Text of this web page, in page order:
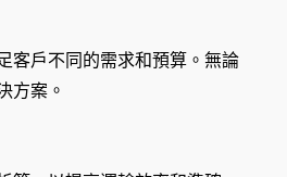
客戶不同的需求和預算。無論
方案。